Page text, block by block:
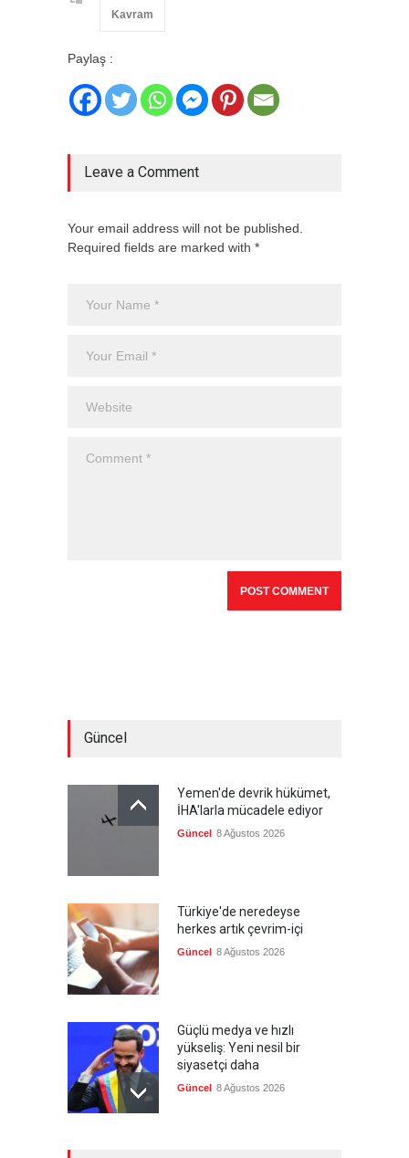
Kavram
Paylaş :
Leave a Comment
Your email address will not be published.
Required fields are marked with *
Güncel
Yemen'de devrik hükümet,
İHA'larla mücadele ediyor
Güncel 8 Ağustos 2026
Türkiye'de neredeyse
herkes artık çevrim-içi
Güncel 8 Ağustos 2026
Güçlü medya ve hızlı
yükseliş: Yeni nesil bir
siyasetçi daha
Güncel 8 Ağustos 2026